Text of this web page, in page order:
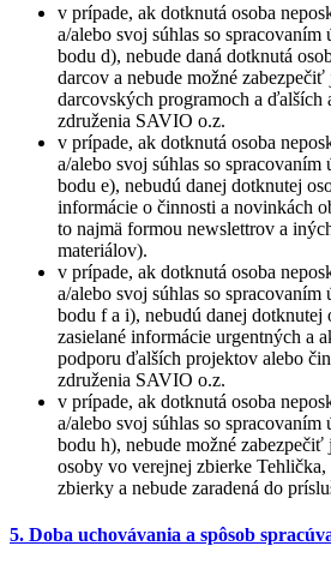
v prípade, ak dotknutá osoba
a/alebo svoj súhlas so
bodu d), nebude daná dotknutá
darcov a nebude možné
darcovských programoch a ďalších
združenia SAVIO o.z.
v prípade, ak dotknutá osoba
a/alebo svoj súhlas so
bodu e), nebudú danej dotknutej
informácie o činnosti a novinkách
to najmä formou newslettrov a
materiálov).
v prípade, ak dotknutá osoba
a/alebo svoj súhlas so
bodu f a i), nebudú danej dotknutej
zasielané informácie urgentných a
podporu ďalších projektov alebo
združenia SAVIO o.z.
v prípade, ak dotknutá osoba
a/alebo svoj súhlas so
bodu h), nebude možné
osoby vo verejnej zbierke
zbierky a nebude zaradená do
5. Doba uchovávania a spôsob